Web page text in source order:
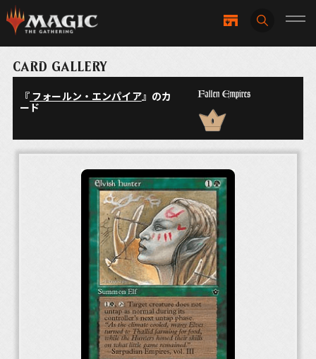
CARD GALLERY
『 フォールン・エンパイア』のカ
ード